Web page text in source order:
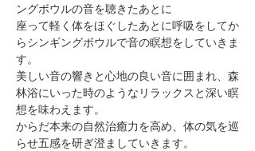
ングボウルの音を聴きたあとに
座って軽く体をほぐしたあとに呼吸をしてか
らシンギングボウルで音の瞑想をしていきま
す。
美しい音の響きと心地の良い音に囲まれ、森
林浴にいった時のようなリラックスと深い瞑
想を味わえます。
からだ本来の自然治癒力を高め、体の気を巡
らせ五感を研ぎ澄ましていきます。